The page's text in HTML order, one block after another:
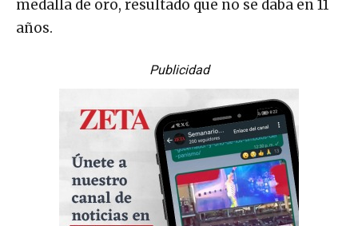
medalla de oro, resultado que no se daba en 11
años.
Publicidad